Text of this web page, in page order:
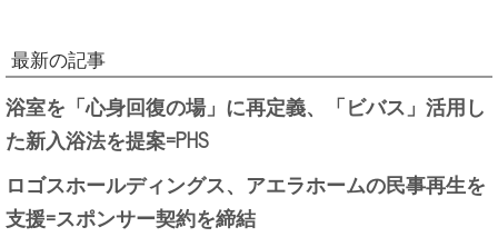
最新の記事
浴室を「心身回復の場」に再定義、「ビバス」活用し
た新入浴法を提案=PHS
ロゴスホールディングス、アエラホームの民事再生を
支援=スポンサー契約を締結